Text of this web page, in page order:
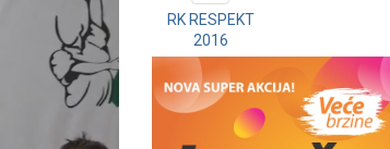
RK RESPEKT
2016